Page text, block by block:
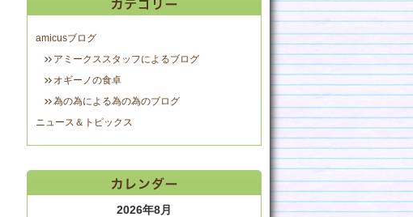
amicusブログ
アミークススタッフによるブログ
オギーノの食卓
為の為による為の為のブログ
ニュース＆トピックス
2026年8月